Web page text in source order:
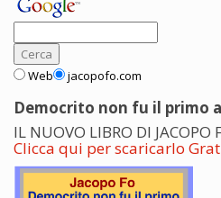
Web jacopofo.com
Democrito non fu il primo
IL NUOVO LIBRO DI JACOPO
Clicca qui per scaricarlo